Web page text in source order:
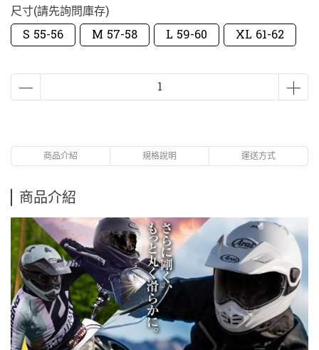
尺寸(請先詢問庫存)
S 55-56
M 57-58 L 59-60 XL 61-62
商品介紹 規格說明 運送方式
商品介紹